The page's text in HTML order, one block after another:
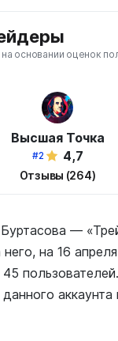
основании оценок
Высшая Точка
#2 4,7
Отзывы (264)
—
на 16
данного